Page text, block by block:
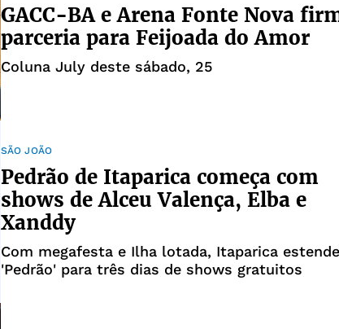
GACC-BA e Arena Fonte Nova
parceria para Feijoada do Amor
Coluna July deste sábado, 25
SÃO JOÃO
Pedrão de Itaparica começa com
shows de Alceu Valença, Elba e
Xanddy
Com megafesta e Ilha lotada, Itaparica
'Pedrão' para três dias de shows gratuitos